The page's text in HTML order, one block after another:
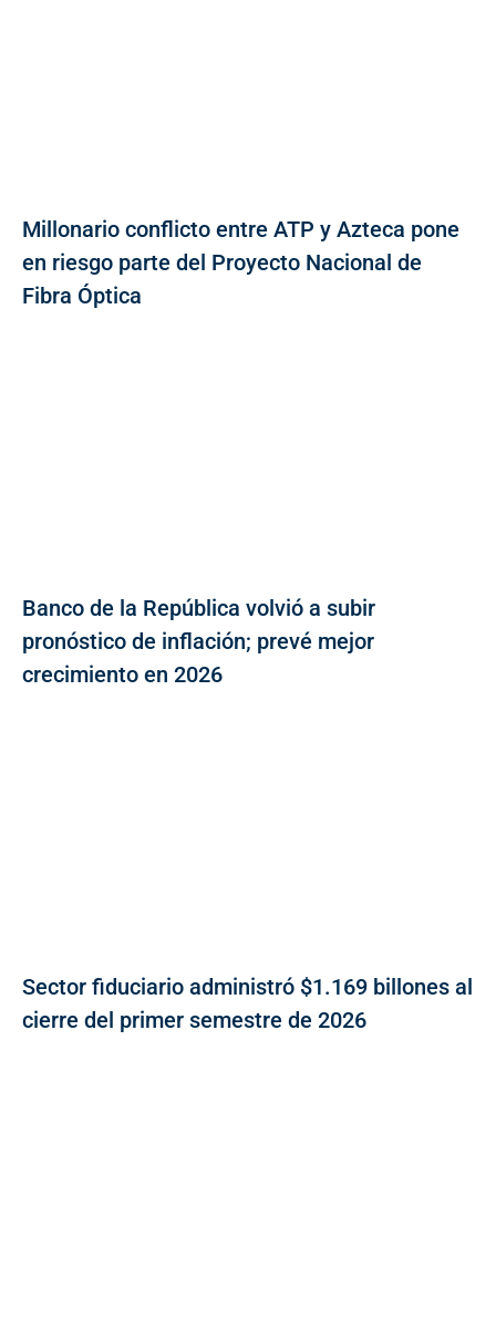
Millonario conflicto entre ATP y Azteca pone
en riesgo parte del Proyecto Nacional de
Fibra Óptica
Banco de la República volvió a subir
pronóstico de inflación; prevé mejor
crecimiento en 2026
Sector fiduciario administró $1.169 billones al
cierre del primer semestre de 2026